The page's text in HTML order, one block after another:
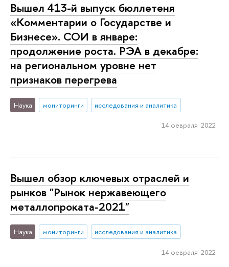
Вышел 413-й выпуск бюллетеня
«Комментарии о Государстве и
Бизнесе». СОИ в январе:
продолжение роста. РЭА в декабре:
на региональном уровне нет
признаков перегрева
Наука мониторинги исследования и аналитика
14 февраля 2022
Вышел обзор ключевых отраслей и
рынков "Рынок нержавеющего
металлопроката-2021"
Наука мониторинги исследования и аналитика
14 февраля 2022